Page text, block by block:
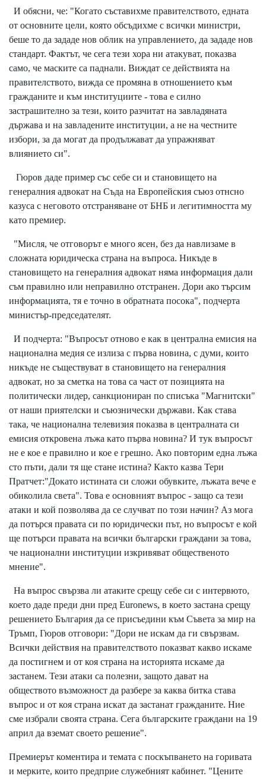
И обясни, че: "Когато съставихме правителството, едната
от основните цели, която обсъдихме с всички министри,
беше то да зададе нов облик на управлението, да зададе нов
стандарт. Фактът, че сега тези хора ни атакуват, показва
само, че маските са паднали. Виждат се действията на
правителството, вижда се промяна в отношението към
гражданите и към институциите - това е силно
застрашително за тези, които разчитат на завладяната
държава и на завладените институции, а не на честните
избори, за да могат да продължават да упражняват
влиянието си".
Гюров даде пример със себе си и становището на
генералния адвокат на Съда на Европейския съюз отнсно
казуса с неговото отстраняване от БНБ и легитимността му
като премиер.
"Мисля, че отговорът е много ясен, без да навлизаме в
сложната юридическа страна на въпроса. Никъде в
становището на генералния адвокат няма информация дали
съм правилно или неправилно отстранен. Дори ако търсим
информацията, тя е точно в обратната посока", подчерта
министър-председателят.
И подчерта: "Въпросът отново е как в централна емисия на
национална медия се излиза с първа новина, с думи, които
никъде не съществуват в становището на генералния
адвокат, но за сметка на това са част от позицията на
политически лидер, санкциониран по списъка "Магнитски"
от наши приятелски и съюзнически държави. Как става
така, че национална телевизия показва в централната си
емисия откровена лъжа като първа новина? И тук въпросът
не е кое е правилно и кое е грешно. Ако повторим една лъжа
сто пъти, дали тя ще стане истина? Както казва Тери
Пратчет:"Докато истината си сложи обувките, лъжата вече е
обиколила света". Това е основният въпрос - защо са тези
атаки и кой позволява да се случват по този начин? Аз мога
да потърся правата си по юридически път, но въпросът е кой
ще потърси правата на всички български граждани за това,
че национални институции изкривяват общественото
мнение".
На въпрос свързва ли атаките срещу себе си с интервюто,
което даде преди дни пред Euronews, в което застана срещу
решението България да се присъедини към Съвета за мир на
Тръмп, Гюров отговори: "Дори не искам да ги свързвам.
Всички действия на правителството показват какво искаме
да постигнем и от коя страна на историята искаме да
застанем. Тези атаки са полезни, защото дават на
обществото възможност да разбере за каква битка става
въпрос и от коя страна искат да застанат гражданите. Ние
сме избрали своята страна. Сега българските граждани на 19
април да вземат своето решение".
Премиерът коментира и темата с поскъпването на горивата
и мерките, които предприе служебният кабинет. "Цените